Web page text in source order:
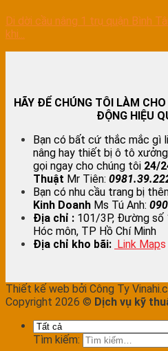
Di dời cầu nâng 1 trụ quận Bình
khi...
HÃY ĐỂ CHÚNG TÔI LÀM
ĐỘNG HIỆU
Bạn có bất cứ thắc mắc gì
nâng hay thiết bị ô tô
gọi ngay cho chúng tôi 24/
Thuật Mr Tiên:
Bạn có nhu cầu trang bị
Kinh Doanh Ms Tú Anh:
Địa chỉ : 101/3P, Đường số
Hóc môn, TP Hồ Chí Minh
Địa chỉ kho bãi: Link Maps
Thiết kế web bởi Công Ty
Copyright 2026 © Dịch vụ kỹ
Tìm kiếm: